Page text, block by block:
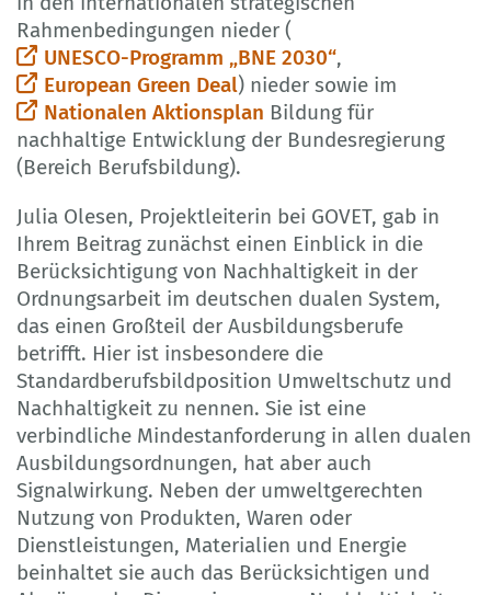
Rahmenbedingungen nieder (
UNESCO-Programm „BNE 2030“,
European Green Deal) nieder sowie im
Nationalen Aktionsplan Bildung für
nachhaltige Entwicklung der Bundesregierung
(Bereich Berufsbildung).
Julia Olesen, Projektleiterin bei GOVET, gab in
Ihrem Beitrag zunächst einen Einblick in die
Berücksichtigung von Nachhaltigkeit in der
Ordnungsarbeit im deutschen dualen System,
das einen Großteil der Ausbildungsberufe
betrifft. Hier ist insbesondere die
Standardberufsbildposition Umweltschutz und
Nachhaltigkeit zu nennen. Sie ist eine
verbindliche Mindestanforderung in allen dualen
Ausbildungsordnungen, hat aber auch
Signalwirkung. Neben der umweltgerechten
Nutzung von Produkten, Waren oder
Dienstleistungen, Materialien und Energie
beinhaltet sie auch das Berücksichtigen und